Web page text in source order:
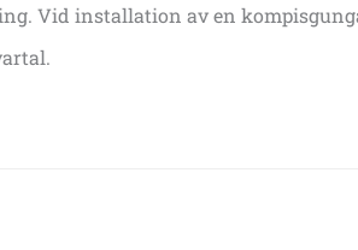
Vid installation av en